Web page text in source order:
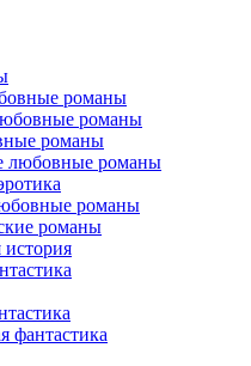
романы
романы
романы
любовные романы
романы
романы
история
фантастика